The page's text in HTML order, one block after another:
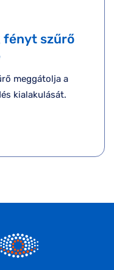
fényt szűrő
meggátolja a
kialakulását.